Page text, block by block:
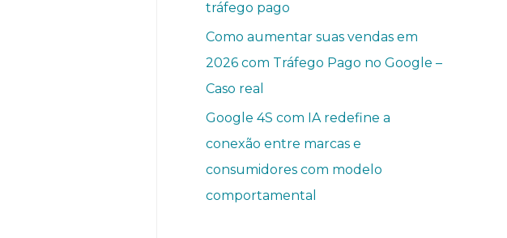
tráfego pago
Como aumentar suas vendas em
2026 com Tráfego Pago no Google –
Caso real
Google 4S com IA redefine a
conexão entre marcas e
consumidores com modelo
comportamental